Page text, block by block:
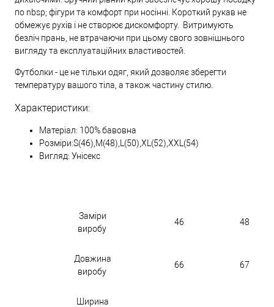
по nbsp; фігури та комфорт при носінні. Короткий рукав не
обмежує рухів і не створює дискомфорту. Витримують
безліч прань, не втрачаючи при цьому свого зовнішнього
вигляду та експлуатаційних властивостей.
Футболки - це не тільки одяг, який дозволяє зберегти
температуру вашого тіла, а також частину стилю.
Характеристики:
Матеріал: 100% бавовна
Розміри:S(46),M(48),L(50),XL(52),XXL(54)
Вигляд: Унісекс
Заміри
виробу
46 48
Довжина
виробу
66 67
Ширина